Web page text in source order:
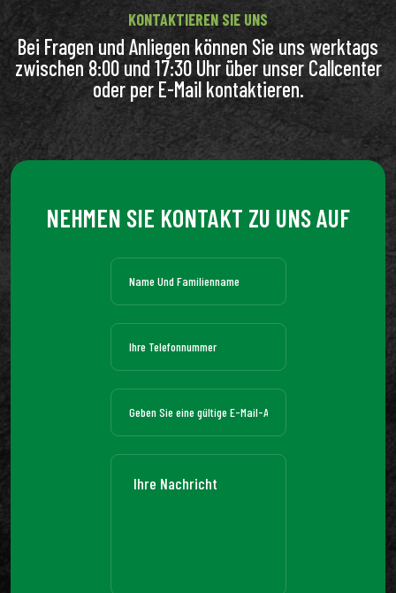
KONTAKTIEREN SIE UNS
Bei Fragen und Anliegen können Sie uns werktags
zwischen 8:00 und 17:30 Uhr über unser Callcenter
oder per E-Mail kontaktieren.
NEHMEN SIE KONTAKT ZU UNS AUF